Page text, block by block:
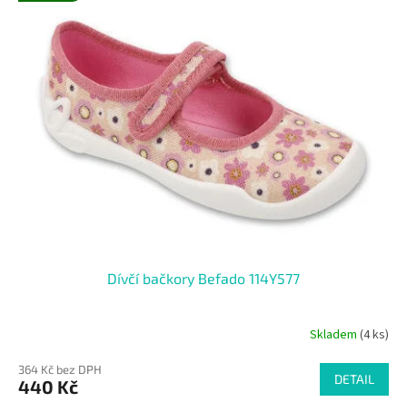
Dívčí bačkory Befado 114Y577
Skladem (4 ks)
364 Kč bez DPH
440 Kč DETAIL